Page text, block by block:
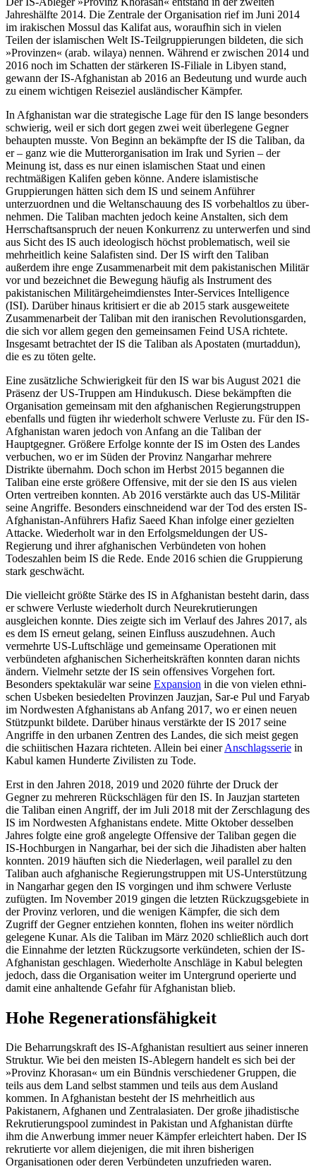
Jahreshälfte 2014. Die Zen­trale der Organisation rief im Juni 2014
im iraki­schen Mossul das Kalifat aus, woraufhin sich in vielen
Teilen der islamischen Welt IS-Teilgruppierungen bildeten, die sich
»Pro­vinzen« (arab. wilaya) nennen. Wäh­rend er zwischen 2014 und
2016 noch im Schatten der stärkeren IS-Filiale in Libyen stand,
gewann der IS-Afghanistan ab 2016 an Bedeu­tung und wurde auch
zu einem wichtigen Reiseziel ausländischer Kämpfer.
In Afghanistan war die strategische Lage für den IS lange besonders
schwierig, weil er sich dort gegen zwei weit überlegene Gegner
behaupten musste. Von Beginn an bekämpfte der IS die Taliban, da
er – ganz wie die Mutterorganisation im Irak und Syrien – der
Meinung ist, dass es nur einen islamischen Staat und einen
rechtmäßigen Kalifen geben könne. Andere islamistische
Gruppierungen hätten sich dem IS und sei­nem Anführer
unterzuordnen und die Welt­anschauung des IS vorbehaltlos zu über­
nehmen. Die Taliban machten jedoch keine Anstalten, sich dem
Herrschaftsanspruch der neuen Konkurrenz zu unterwerfen und sind
aus Sicht des IS auch ideologisch höchst problematisch, weil sie
mehrheitlich keine Salafisten sind. Der IS wirft den Taliban
außerdem ihre enge Zusammenarbeit mit dem pakistanischen Militär
vor und bezeich­net die Bewegung häufig als Instrument des
pakistanischen Militärgeheimdienstes Inter-Services Intelligence
(ISI). Darüber hinaus kritisiert er die ab 2015 stark ausgeweitete
Zusammenarbeit der Taliban mit den irani­schen Revolutionsgarden,
die sich vor allem gegen den gemeinsamen Feind USA richtete.
Insgesamt betrachtet der IS die Taliban als Apostaten (murtaddun),
die es zu töten gelte.
Eine zusätzliche Schwierigkeit für den IS war bis August 2021 die
Präsenz der US-Truppen am Hindukusch. Diese bekämpften die
Organisation gemeinsam mit den afghanischen Regierungstruppen
ebenfalls und fügten ihr wiederholt schwere Verluste zu. Für den IS-
Afghanistan waren jedoch von Anfang an die Taliban der
Hauptgegner. Größere Erfolge konnte der IS im Osten des Landes
verbuchen, wo er im Süden der Pro­vinz Nangarhar mehrere
Distrikte übernahm. Doch schon im Herbst 2015 begannen die
Taliban eine erste größere Offensive, mit der sie den IS aus vielen
Orten vertreiben konnten. Ab 2016 verstärkte auch das US-Militär
seine Angriffe. Besonders einschneidend war der Tod des ersten IS-
Afghanistan-Anführers Hafiz Saeed Khan infolge einer gezielten
Attacke. Wiederholt war in den Erfolgsmeldungen der US-
Regierung und ihrer afghanischen Verbündeten von hohen
Todeszahlen beim IS die Rede. Ende 2016 schien die Gruppierung
stark geschwächt.
Die vielleicht größte Stärke des IS in Afghanistan besteht darin, dass
er schwere Verluste wiederholt durch Neurekrutierungen
ausgleichen konnte. Dies zeigte sich im Verlauf des Jahres 2017, als
es dem IS erneut gelang, seinen Einfluss auszudehnen. Auch
vermehrte US-Luftschläge und gemeinsame Operationen mit
verbündeten afghanischen Sicherheitskräften konnten daran nichts
ändern. Vielmehr setzte der IS sein offen­sives Vorgehen fort.
Besonders spektakulär war seine Expansion in die von vielen ethni­
schen Usbeken besiedelten Provinzen Jauz­jan, Sar-e Pul und Faryab
im Nordwesten Afghanistans ab Anfang 2017, wo er einen neuen
Stützpunkt bildete. Darüber hinaus verstärkte der IS 2017 seine
Angriffe in den urbanen Zentren des Landes, die sich meist gegen
die schiitischen Hazara richteten. Allein bei einerAnschlagsserie in
Kabul kamen Hunderte Zivilisten zu Tode.
Erst in den Jahren 2018, 2019 und 2020 führte der Druck der
Gegner zu mehreren Rückschlägen für den IS. In Jauzjan starteten
die Taliban einen Angriff, der im Juli 2018 mit der Zerschlagung des
IS im Nordwesten Afghanistans endete. Mitte Oktober des­selben
Jahres folgte eine groß angelegte Offensive der Taliban gegen die
IS-Hoch­burgen in Nangarhar, bei der sich die Jiha­disten aber halten
konnten. 2019 häuften sich die Niederlagen, weil parallel zu den
Taliban auch afghanische Regierungstruppen mit US-Unterstützung
in Nangarhar gegen den IS vorgingen und ihm schwere Verluste
zufügten. Im November 2019 gingen die letzten Rückzugsgebiete in
der Provinz verloren, und die wenigen Kämp­fer, die sich dem
Zugriff der Gegner ent­ziehen konnten, flohen ins weiter nördlich
gelegene Kunar. Als die Taliban im März 2020 schließlich auch dort
die Einnahme der letzten Rückzugsorte verkündeten, schien der IS-
Afghanistan geschlagen. Wie­derholte Anschläge in Kabul belegten
je­doch, dass die Organisation weiter im Untergrund operierte und
damit eine an­haltende Gefahr für Afghanistan blieb.
Hohe Regenerationsfähigkeit
Die Beharrungskraft des IS-Afghanistan re­sultiert aus seiner inneren
Struktur. Wie bei den meisten IS-Ablegern handelt es sich bei der
»Provinz Khorasan« um ein Bündnis verschiedener Gruppen, die
teils aus dem Land selbst stammen und teils aus dem Aus­land
kommen. In Afghanistan besteht der IS mehrheitlich aus
Pakistanern, Afghanen und Zentralasiaten. Der große jihadistische
Rekrutierungspool zumindest in Pakistan und Afghanistan dürfte
ihm die Anwerbung immer neuer Kämpfer erleichtert haben. Der IS
rekrutierte vor allem die­jenigen, die mit ihren bisherigen
Organisationen oder deren Verbündeten unzufrieden waren.